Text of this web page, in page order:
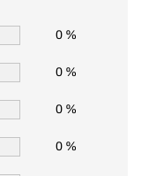
0 %
0 %
0 %
0 %